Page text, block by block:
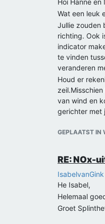
Hoi Hanne en
Wat een leuk
Jullie zouden
richting. Ook
indicator
te vinden
veranderen
Houd er
van wind en
gerichter met
GEPLAATST IN
RE: NOx-
IsabelvanGink
He Isabel,
Helemaal
Groet